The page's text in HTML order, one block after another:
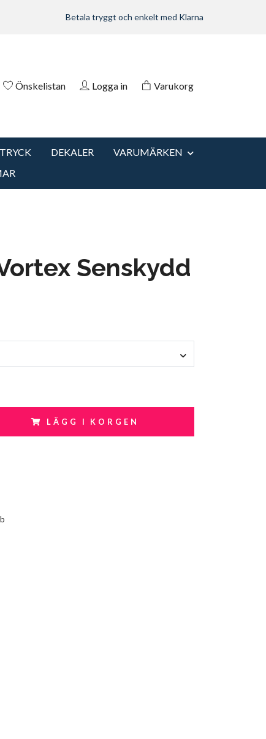
Betala tryggt och enkelt med Klarna
Önskelistan Logga in Varukorg
TRYCK DEKALER
VARUMÄRKEN
Senskydd
LÄGG I KORGEN